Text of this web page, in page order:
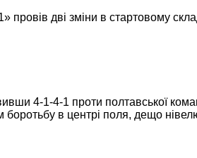
дві зміни в стартовому
4-1-4-1 проти полтавської
боротьбу в центрі поля, дещо